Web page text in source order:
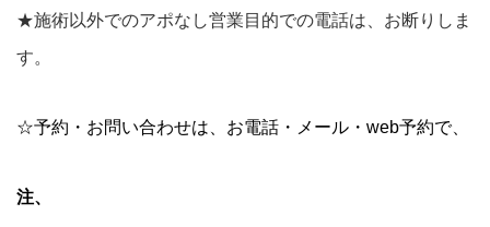
★施術以外でのアポなし営業目的での電話は、お断りしま
す。
☆予約・お問い合わせは、お電話・ メール・web予約で、
注、